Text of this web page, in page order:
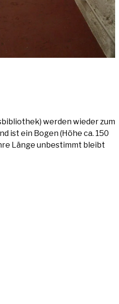
wer­den wie­der zum
ist ein Bogen (Höhe ca. 150
Län­ge unbe­stimmt bleibt